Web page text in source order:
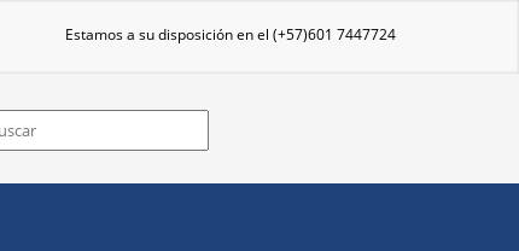
Estamos a su disposición en el (+57)601 7447724